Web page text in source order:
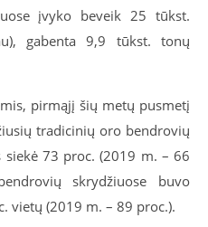
įvyko beveik 25 tūkst.
gabenta 9,9 tūkst. tonų
pirmąjį šių metų pusmetį
tradicinių oro bendrovių
73 proc. (2019 m. – 66
skrydžiuose buvo
vietų (2019 m. – 89 proc.).